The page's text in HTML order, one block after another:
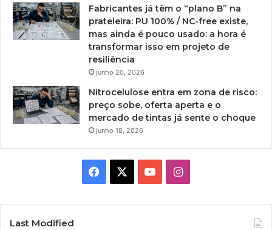
Fabricantes já têm o “plano B” na
prateleira: PU 100% / NC-free existe,
mas ainda é pouco usado: a hora é
transformar isso em projeto de
resiliência
junho 20, 2026
Nitrocelulose entra em zona de risco:
preço sobe, oferta aperta e o
mercado de tintas já sente o choque
junho 18, 2026
Facebook YouTubeInstagram
Last Modified